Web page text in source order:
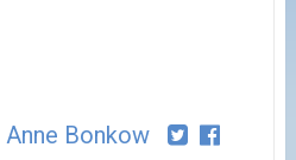
Anne Bonkow